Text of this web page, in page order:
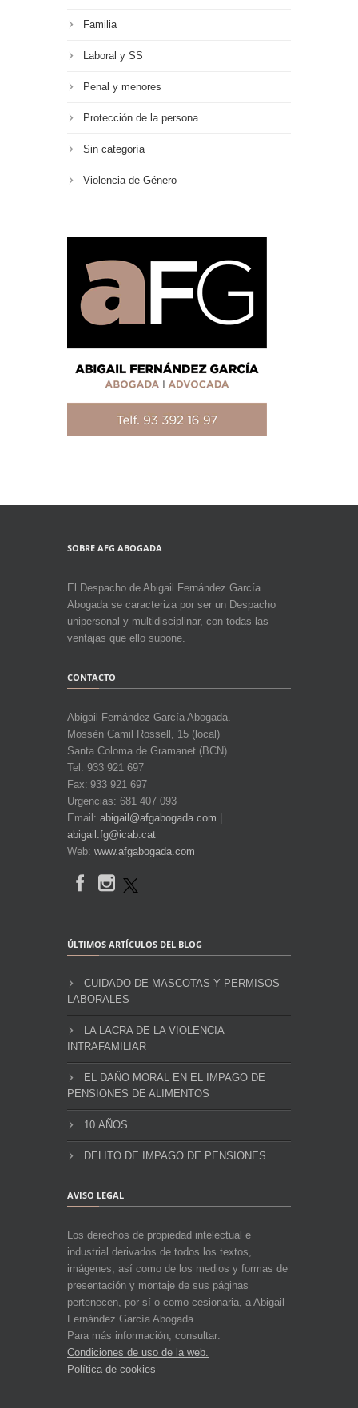
Familia
Laboral y SS
Penal y menores
Protección de la persona
Sin categoría
Violencia de Género
SOBRE AFG ABOGADA
El Despacho de Abigail Fernández García
Abogada se caracteriza por ser un Despacho
unipersonal y multidisciplinar, con todas las
ventajas que ello supone.
CONTACTO
Abigail Fernández García Abogada.
Mossèn Camil Rossell, 15 (local)
Santa Coloma de Gramanet (BCN).
Tel: 933 921 697
Fax: 933 921 697
Urgencias: 681 407 093
Email: abigail@afgabogada.com |
abigail.fg@icab.cat
Web: www.afgabogada.com
ÚLTIMOS ARTÍCULOS DEL BLOG
CUIDADO DE MASCOTAS Y PERMISOS
LABORALES
LA LACRA DE LA VIOLENCIA
INTRAFAMILIAR
EL DAÑO MORAL EN EL IMPAGO DE
PENSIONES DE ALIMENTOS
10 AÑOS
DELITO DE IMPAGO DE PENSIONES
AVISO LEGAL
Los derechos de propiedad intelectual e
industrial derivados de todos los textos,
imágenes, así como de los medios y formas de
presentación y montaje de sus páginas
pertenecen, por sí o como cesionaria, a Abigail
Fernández García Abogada.
Para más información, consultar:
Condiciones de uso de la web.
Política de cookies